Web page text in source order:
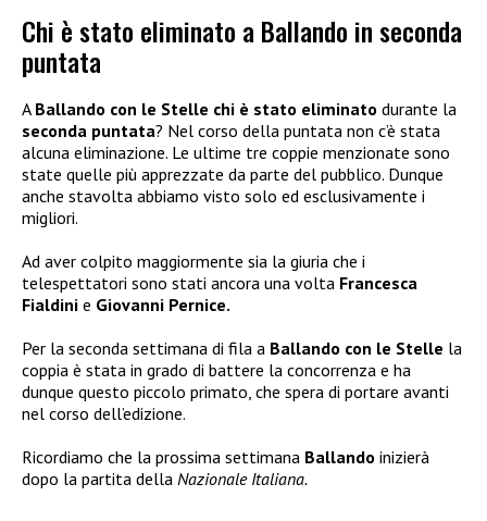
Chi è stato eliminato a Ballando in seconda
puntata
A Ballando con le Stelle chi è stato eliminato durante la
seconda puntata? Nel corso della puntata non c’è stata
alcuna eliminazione. Le ultime tre coppie menzionate sono
state quelle più apprezzate da parte del pubblico. Dunque
anche stavolta abbiamo visto solo ed esclusivamente i
migliori.
Ad aver colpito maggiormente sia la giuria che i
telespettatori sono stati ancora una volta Francesca
Fialdini e Giovanni Pernice.
Per la seconda settimana di fila a Ballando con le Stelle la
coppia è stata in grado di battere la concorrenza e ha
dunque questo piccolo primato, che spera di portare avanti
nel corso dell’edizione.
Ricordiamo che la prossima settimana Ballando inizierà
dopo la partita della Nazionale Italiana.